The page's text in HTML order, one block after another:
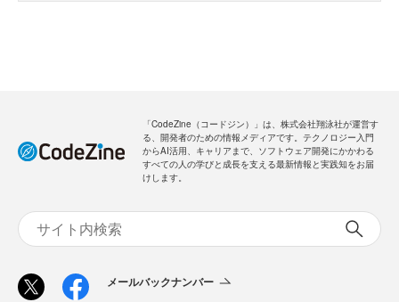
「CodeZine（コードジン）」は、株式会社翔泳社が運営す
る、開発者のための情報メディアです。テクノロジー入門
からAI活用、キャリアまで、ソフトウェア開発にかかわる
すべての人の学びと成長を支える最新情報と実践知をお届
けします。
メールバックナンバー